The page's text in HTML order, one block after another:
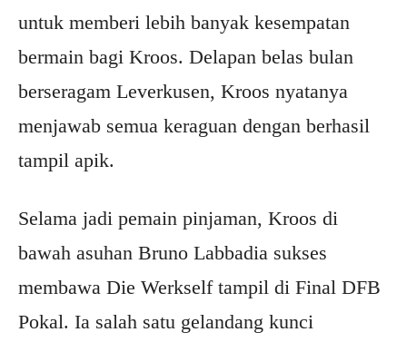
untuk memberi lebih banyak kesempatan
bermain bagi Kroos. Delapan belas bulan
berseragam Leverkusen, Kroos nyatanya
menjawab semua keraguan dengan berhasil
tampil apik.
Selama jadi pemain pinjaman, Kroos di
bawah asuhan Bruno Labbadia sukses
membawa Die Werkself tampil di Final DFB
Pokal. Ia salah satu gelandang kunci